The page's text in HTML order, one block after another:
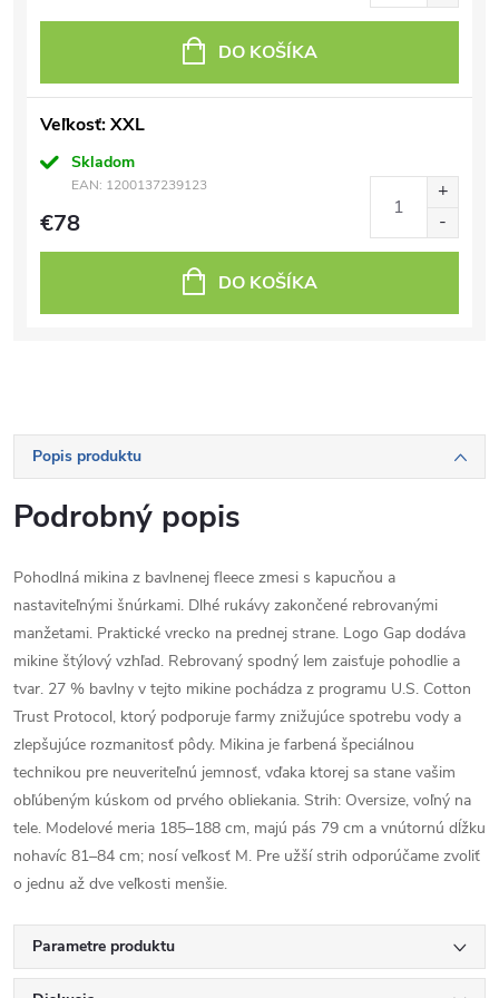
DO KOŠÍKA
Veľkosť: XXL
Skladom
EAN: 1200137239123
€78
DO KOŠÍKA
Popis produktu
Podrobný popis
Pohodlná mikina z bavlnenej fleece zmesi s kapucňou a
nastaviteľnými šnúrkami. Dlhé rukávy zakončené rebrovanými
manžetami. Praktické vrecko na prednej strane. Logo Gap dodáva
mikine štýlový vzhľad. Rebrovaný spodný lem zaisťuje pohodlie a
tvar. 27 % bavlny v tejto mikine pochádza z programu U.S. Cotton
Trust Protocol, ktorý podporuje farmy znižujúce spotrebu vody a
zlepšujúce rozmanitosť pôdy. Mikina je farbená špeciálnou
technikou pre neuveriteľnú jemnosť, vďaka ktorej sa stane vašim
obľúbeným kúskom od prvého obliekania. Strih: Oversize, voľný na
tele. Modelové meria 185–188 cm, majú pás 79 cm a vnútornú dĺžku
nohavíc 81–84 cm; nosí veľkosť M. Pre užší strih odporúčame zvoliť
o jednu až dve veľkosti menšie.
Parametre produktu